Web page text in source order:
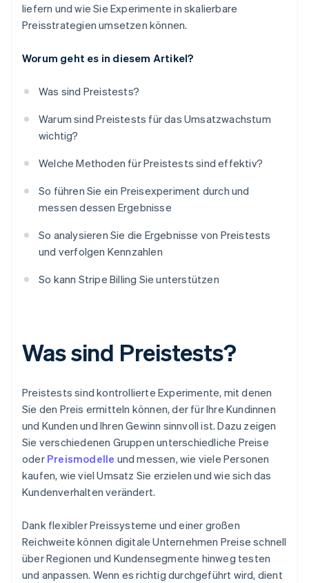
liefern und wie Sie Experimente in skalierbare
Preisstrategien umsetzen können.
Worum geht es in diesem Artikel?
Was sind Preistests?
Warum sind Preistests für das Umsatzwachstum
wichtig?
Welche Methoden für Preistests sind effektiv?
So führen Sie ein Preisexperiment durch und
messen dessen Ergebnisse
So analysieren Sie die Ergebnisse von Preistests
und verfolgen Kennzahlen
So kann Stripe Billing Sie unterstützen
Was sind Preistests?
Preistests sind kontrollierte Experimente, mit denen
Sie den Preis ermitteln können, der für Ihre Kundinnen
und Kunden und Ihren Gewinn sinnvoll ist. Dazu zeigen
Sie verschiedenen Gruppen unterschiedliche Preise
oder Preismodelle und messen, wie viele Personen
kaufen, wie viel Umsatz Sie erzielen und wie sich das
Kundenverhalten verändert.
Dank flexibler Preissysteme und einer großen
Reichweite können digitale Unternehmen Preise schnell
über Regionen und Kundensegmente hinweg testen
und anpassen. Wenn es richtig durchgeführt wird, dient